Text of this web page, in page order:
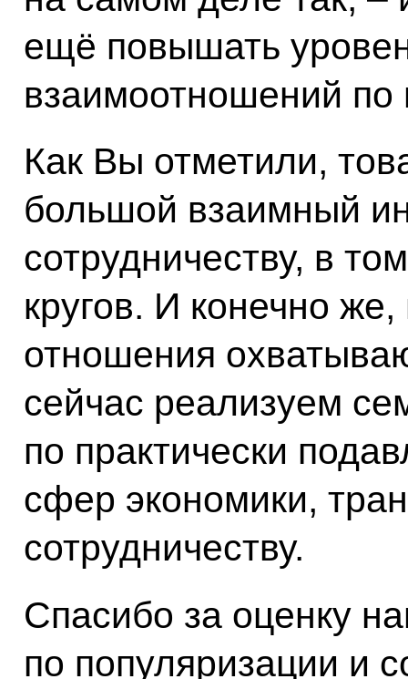
ещё повышать
взаимоотношений
Как Вы отметили,
большой взаимный
сотрудничеству, в
кругов. И конечно
отношения
сейчас реализуем
по практически
сфер экономики,
сотрудничеству.
Спасибо за оценку
по популяризации и